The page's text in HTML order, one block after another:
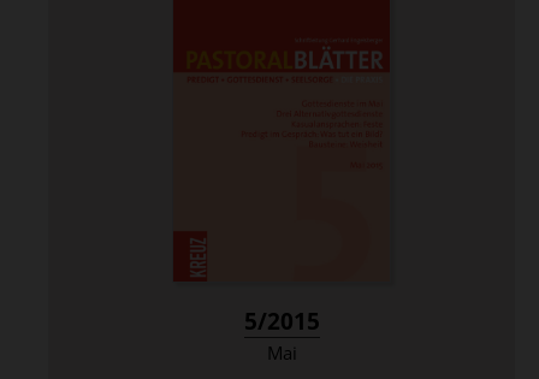
5/2015
Mai